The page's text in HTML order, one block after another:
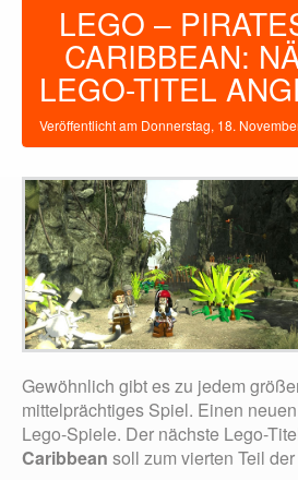
LEGO –
CARIBBEAN:
LEGO-TITEL
Veröffentlicht am Donnerstag, 18.
Gewöhnlich gibt es zu jedem
mittelprächtiges Spiel. Einen
Lego-Spiele. Der nächste Lego-
Caribbean soll zum vierten Teil